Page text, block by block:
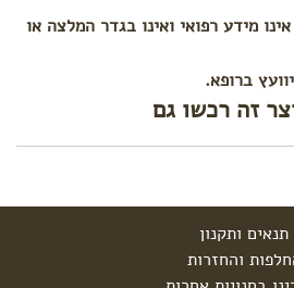
מידע רפואי ואינו בגדר המלצה או
ברופא.
זה רכשו גם
תנאים ותקנון
והחזרות